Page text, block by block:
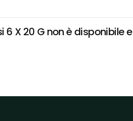
6 X 20 G non è